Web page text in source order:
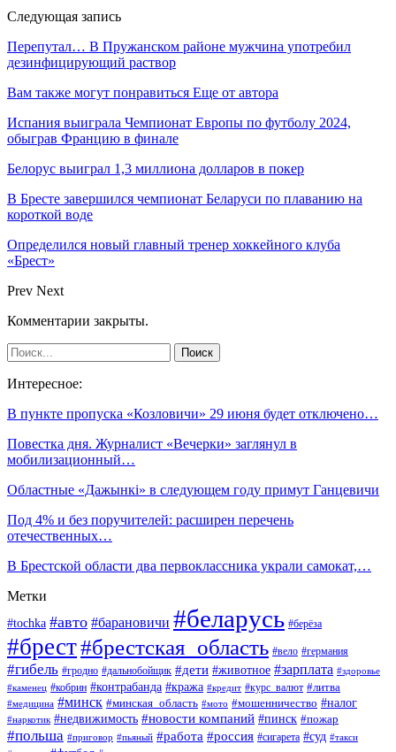
Следующая запись
Перепутал… В Пружанском районе мужчина употребил
дезинфицирующий раствор
Вам также могут понравиться Еще от автора
Испания выиграла Чемпионат Европы по футболу 2024,
обыграв Францию в финале
Белорус выиграл 1,3 миллиона долларов в покер
В Бресте завершился чемпионат Беларуси по плаванию на
короткой воде
Определился новый главный тренер хоккейного клуба
«Брест»
Prev Next
Комментарии закрыты.
Интересное:
В пункте пропуска «Козловичи» 29 июня будет отключено…
Повестка дня. Журналист «Вечерки» заглянул в
мобилизационный…
Областные «Дажынкі» в следующем году примут Ганцевичи
Под 4% и без поручителей: расширен перечень
отечественных…
В Брестской области два первоклассника украли самокат,…
Метки
#tochka #авто #барановичи #беларусь #берёза
#брест#брестская_область #вело #германия
#гибель #гродно #дальнобойщик #дети #животное #зарплата #здоровье
#каменец #кобрин #контрабанда #кража #кредит #курс_валют #литва
#медицина #минск #минская_область #мото #мошенничество #налог
#наркотик #недвижимость #новости компаний #пинск #пожар
#польша #приговор #пьяный #работа #россия #сигарета #суд #такси